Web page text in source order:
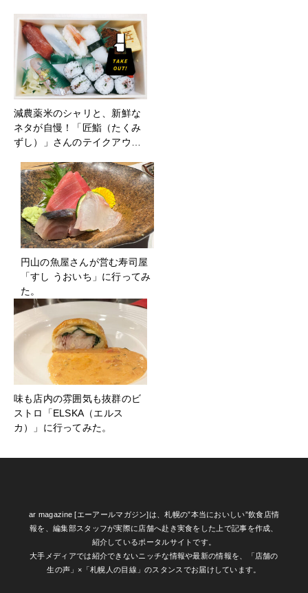
減農薬米のシャリと、新鮮な
ネタが自慢！「匠鮨（たくみ
ずし）」さんのテイクアウ…
円山の魚屋さんが営む寿司屋
「すし うおいち」に行ってみ
た。
味も店内の雰囲気も抜群のビ
ストロ「ELSKA（エルス
カ）」に行ってみた。
ar magazine [エーアールマガジン]は、札幌の”本当においしい”飲食店情
報を、編集部スタッフが実際に店舗へ赴き実食をした上で記事を作成、
紹介しているポータルサイトです。
大手メディアでは紹介できないニッチな情報や最新の情報を、「店舗の
生の声」×「札幌人の目線」のスタンスでお届けしています。